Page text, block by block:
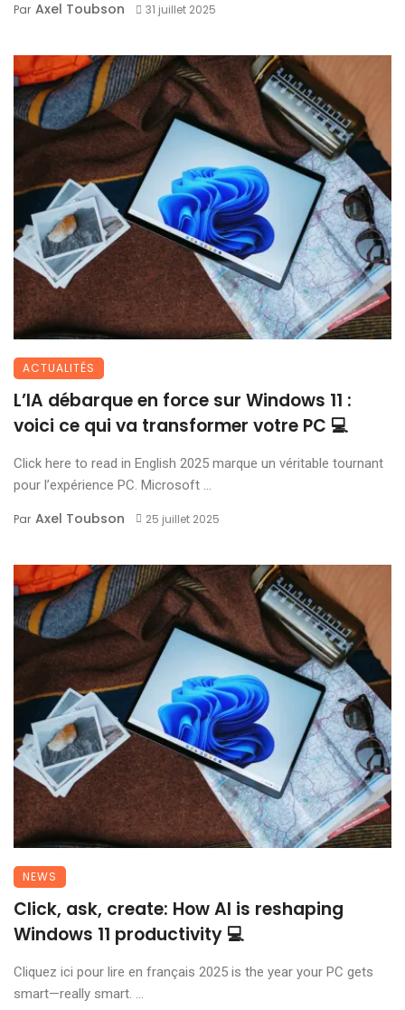
Par Axel Toubson 31 juillet 2025
ACTUALITÉS
L’IA débarque en force sur Windows 11 :
voici ce qui va transformer votre PC 💻
Click here to read in English 2025 marque un véritable tournant
pour l’expérience PC. Microsoft ...
Par Axel Toubson 25 juillet 2025
NEWS
Click, ask, create: How AI is reshaping
Windows 11 productivity 💻
Cliquez ici pour lire en français 2025 is the year your PC gets
smart—really smart. ...